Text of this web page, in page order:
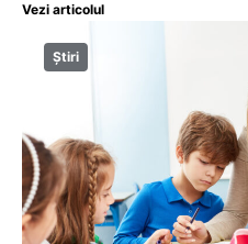
Vezi articolul
Știri